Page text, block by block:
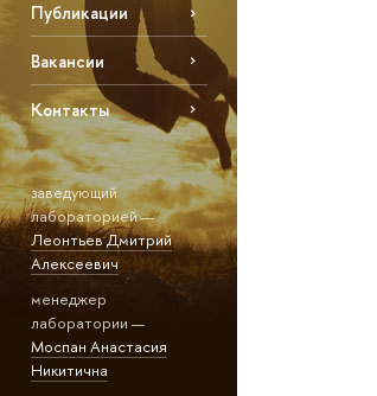
Публикации
Вакансии
Контакты
заведующий
лабораторией —
Леонтьев Дмитрий
Алексеевич
менеджер
лаборатории —
Моспан Анастасия
Никитична